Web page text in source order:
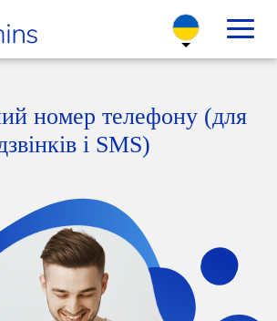
номер телефону (для
і SMS)